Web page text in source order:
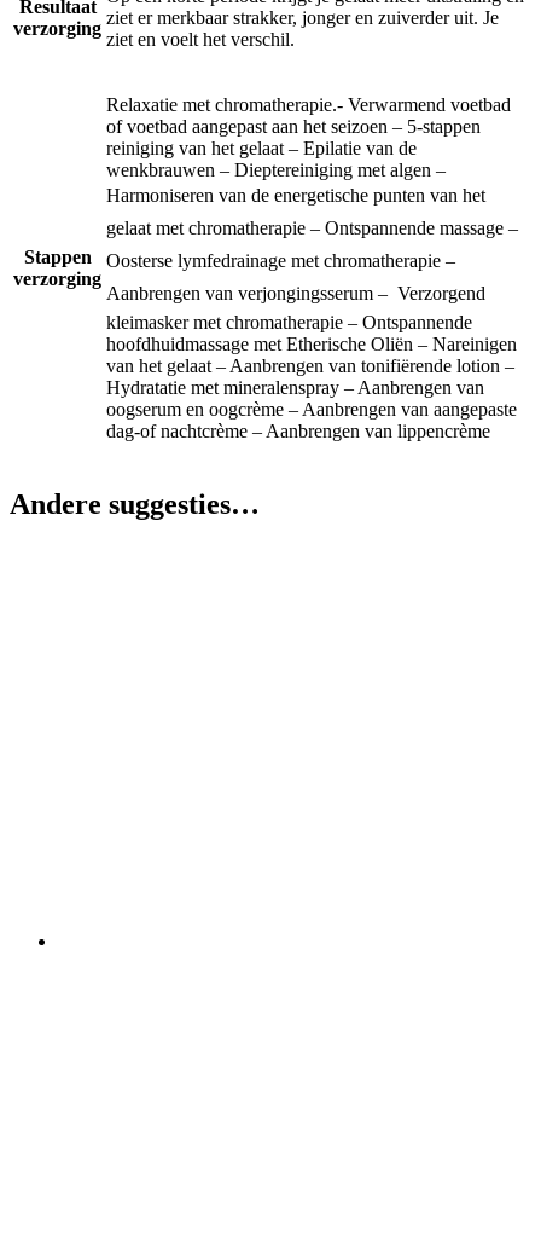
Resultaat
verzorging
ziet er merkbaar strakker, jonger en zuiverder uit. Je
ziet en voelt het verschil.
Stappen
verzorging
Relaxatie met chromatherapie.- Verwarmend voetbad
of voetbad aangepast aan het seizoen – 5-stappen
reiniging van het gelaat – Epilatie van de
wenkbrauwen – Dieptereiniging met algen –
Harmoniseren van de energetische punten van het
gelaat met chromatherapie – Ontspannende massage –
Oosterse lymfedrainage met chromatherapie –
Aanbrengen van verjongingsserum –  Verzorgend
kleimasker met chromatherapie – Ontspannende
hoofdhuidmassage met Etherische Oliën – Nareinigen
van het gelaat – Aanbrengen van tonifiërende lotion –
Hydratatie met mineralenspray – Aanbrengen van
oogserum en oogcrème – Aanbrengen van aangepaste
dag-of nachtcrème – Aanbrengen van lippencrème
Andere suggesties…